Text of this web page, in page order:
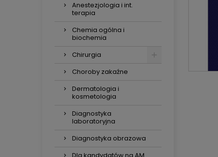
Anestezjologia i int.
terapia
Chemia ogólna i
biochemia
Chirurgia
Choroby zakaźne
Dermatologia i
kosmetologia
Diagnostyka
laboratoryjna
Diagnostyka obrazowa